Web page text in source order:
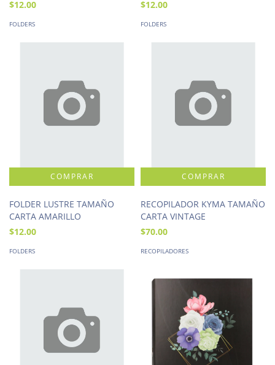
$12.00
FOLDERS
$12.00
FOLDERS
FOLDER LUSTRE TAMAÑO
CARTA AMARILLO
$12.00
FOLDERS
RECOPILADOR KYMA TAMAÑO
CARTA VINTAGE
$70.00
RECOPILADORES